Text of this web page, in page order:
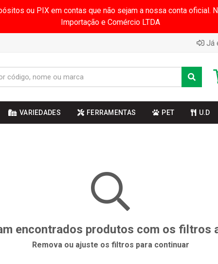
ou PIX em contas que não sejam a nossa conta oficial.
Importação e Comércio LTDA
Já
VARIEDADES FERRAMENTAS PET U.D
encontrados produtos com os filtros
Remova ou ajuste os filtros para continuar